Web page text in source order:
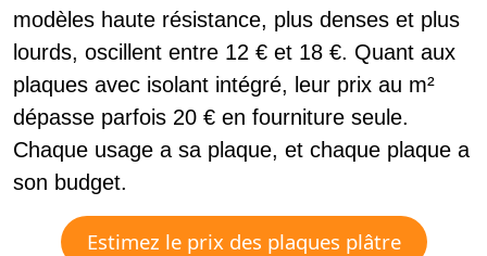
modèles haute résistance, plus denses et plus
lourds, oscillent entre 12 € et 18 €. Quant aux
plaques avec isolant intégré, leur prix au m²
dépasse parfois 20 € en fourniture seule.
Chaque usage a sa plaque, et chaque plaque a
son budget.
Estimez le prix des plaques plâtre